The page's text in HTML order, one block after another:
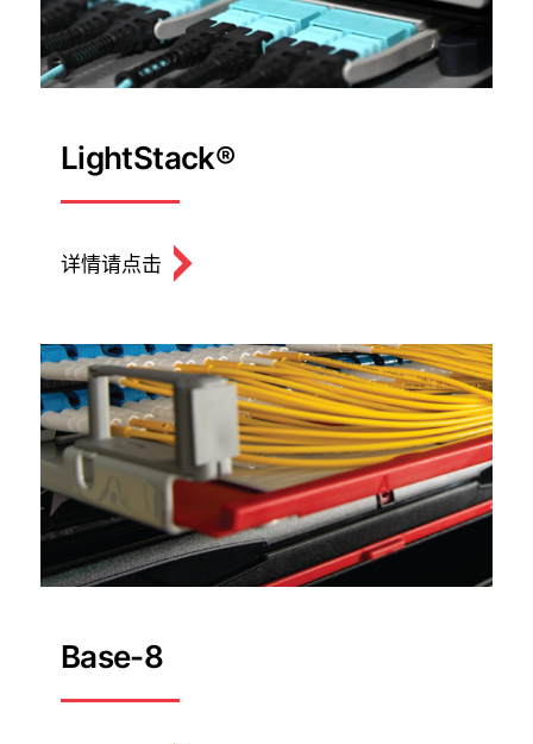
LightStack®
详情请点击
Base-8